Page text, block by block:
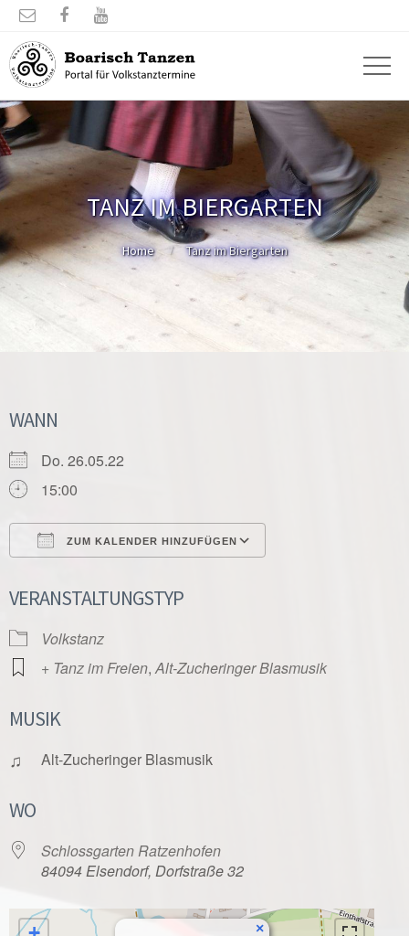
  
TANZ IM BIERGARTEN
Home Tanz im Biergarten
WANN
Do. 26.05.22
15:00
ZUM KALENDER HINZUFÜGEN
VERANSTALTUNGSTYP
Volkstanz
+ Tanz im Freien,Alt-Zucheringer Blasmusik
MUSIK
♫ Alt-Zucheringer Blasmusik
WO
Schlossgarten Ratzenhofen
84094 Elsendorf, Dorfstraße 32
×